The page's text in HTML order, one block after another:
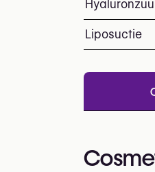
Liposuctie